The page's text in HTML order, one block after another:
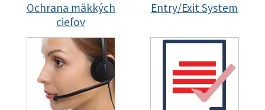
Ochrana mäkkých
cieľov
Entry/Exit System